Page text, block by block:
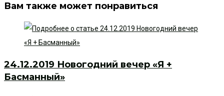
Вам также может понравиться
24.12.2019 Новогодний вечер «Я +
Басманный»